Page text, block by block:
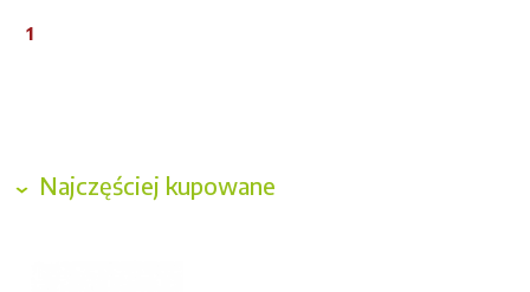
1
Najczęściej kupowane